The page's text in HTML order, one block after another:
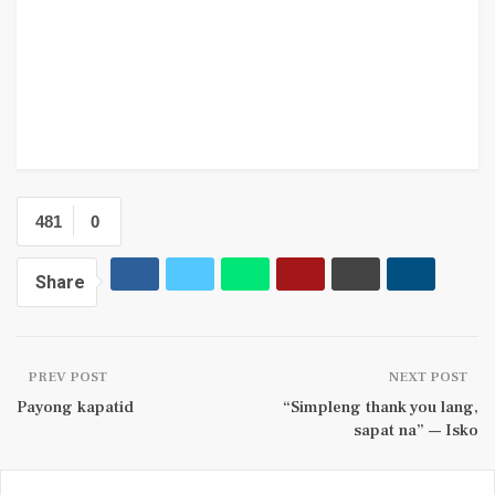
0
481
Share
PREV POST
Payong kapatid
NEXT POST
“Simpleng thank you lang,
sapat na” — Isko